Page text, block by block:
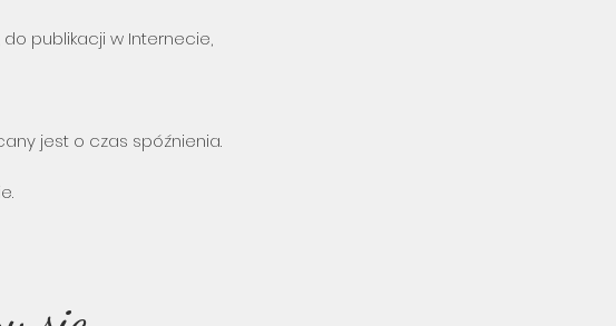
publikacji w Internecie,
jest o czas spóźnienia.